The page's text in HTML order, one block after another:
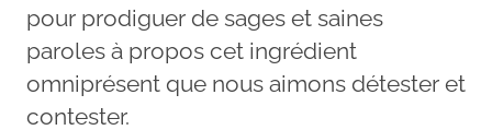
pour prodiguer de sages et saines
paroles à propos cet ingrédient
omniprésent que nous aimons détester et
contester.